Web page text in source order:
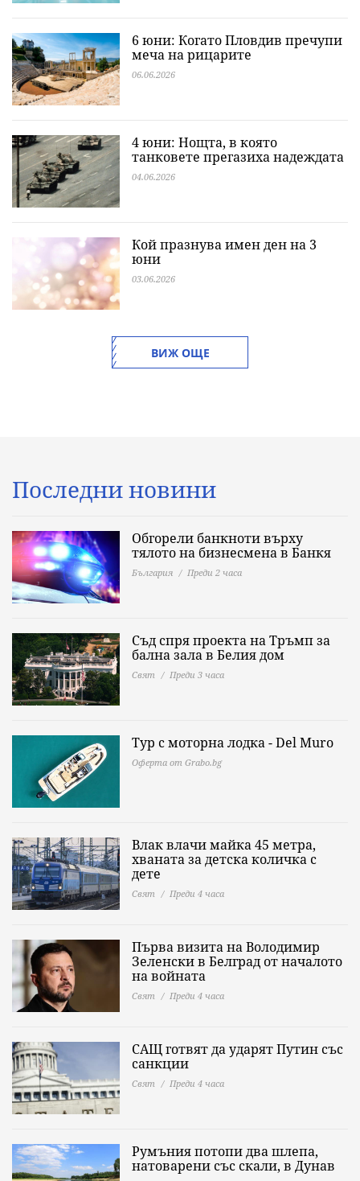
6 юни: Когато Пловдив пречупи
меча на рицарите
06.06.2026
4 юни: Нощта, в която
танковете прегазиха надеждата
04.06.2026
Кой празнува имен ден на 3
юни
03.06.2026
ВИЖ ОЩЕ
Последни новини
Обгорели банкноти върху
тялото на бизнесмена в Банкя
България Преди 2 часа
Съд спря проекта на Тръмп за
бална зала в Белия дом
Свят Преди 3 часа
Тур с моторна лодка - Del Muro
Оферта от Grabo.bg
Влак влачи майка 45 метра,
хваната за детска количка с
дете
Свят Преди 4 часа
Първа визита на Володимир
Зеленски в Белград от началото
на войната
Свят Преди 4 часа
САЩ готвят да ударят Путин със
санкции
Свят Преди 4 часа
Румъния потопи два шлепа,
натоварени със скали, в Дунав